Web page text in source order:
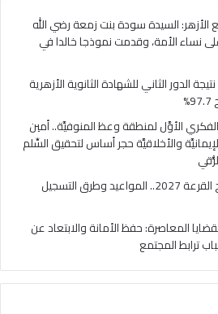
الأزهر: السيدة سودة بنت زمعة رضي الله
نساء الأمة، وقدمت نموذجا خالدا في
الدور الثاني للشهادة الثانوية الأزهرية
الأوَّل لمنطقة وعظ المنوفيَّة.. أمين
والأخلاقيَّة حجر أساس لتحقيق السِّلم
الداخلية تفتح باب التقديم لحج القرعة 2027.. المواعيد وطرق التسجيل
المعاصرة: حفظ الأمانة والابتعاد عن
ترابط المجتمع